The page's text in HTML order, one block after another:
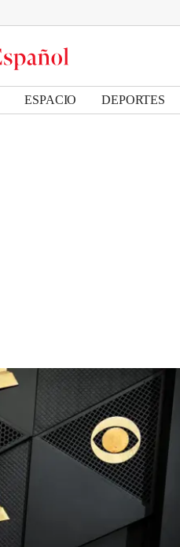
ESPACIO DEPORTES